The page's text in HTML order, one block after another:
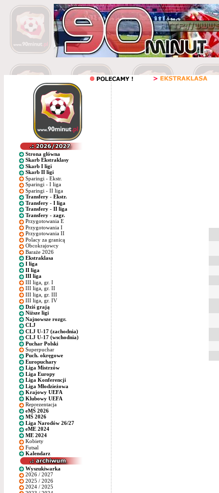
Strona główna
Skarb Ekstraklasy
Skarb I ligi
Skarb II ligi
Sparingi - Ekstr.
Sparingi - I liga
Sparingi - II liga
Transfery - Ekstr.
Transfery - I liga
Transfery - II liga
Transfery - zagr.
Przygotowania E
Przygotowania I
Przygotowania II
Polacy za granicą
Obcokrajowcy
Baraże 2026
Ekstraklasa
I liga
II liga
III liga
III liga, gr. I
III liga, gr. II
III liga, gr. III
III liga, gr. IV
Dziś grają
Niższe ligi
Najnowsze rozgr.
CLJ
CLJ U-17 (zachodnia)
CLJ U-17 (wschodnia)
Puchar Polski
Superpuchar
Puch. okręgowe
Europuchary
Liga Mistrzów
Liga Europy
Liga Konferencji
Liga Młodzieżowa
Krajowy UEFA
Klubowy UEFA
Reprezentacja
eMŚ 2026
MŚ 2026
Liga Narodów 26/27
eME 2024
ME 2024
Kobiety
Futsal
Kalendarz
Wyszukiwarka
2026 / 2027
2025 / 2026
2024 / 2025